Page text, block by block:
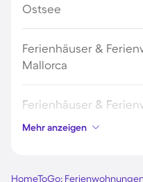
Ostsee
Ferienhäuser &
Mallorca
Ferienhäuser &
Mehr anzeigen
HomeToGo: